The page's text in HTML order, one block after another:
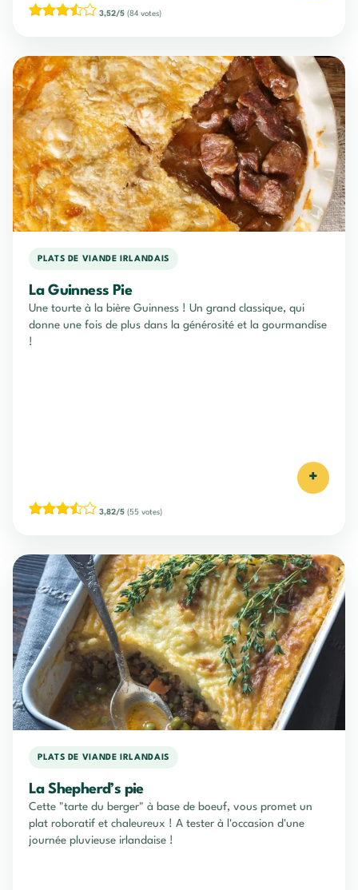
3,52/5 (84 votes)
PLATS DE VIANDE IRLANDAIS
La Guinness Pie
Une tourte à la bière Guinness ! Un grand classique, qui
donne une fois de plus dans la générosité et la gourmandise
!
+
3,82/5 (55 votes)
PLATS DE VIANDE IRLANDAIS
La Shepherd’s pie
Cette "tarte du berger" à base de boeuf, vous promet un
plat roboratif et chaleureux ! A tester à l'occasion d'une
journée pluvieuse irlandaise !